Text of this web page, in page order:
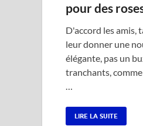
pour des
D'accord les amis,
leur donner une
élégante, pas un
tranchants,
…
LIRE LA SUITE